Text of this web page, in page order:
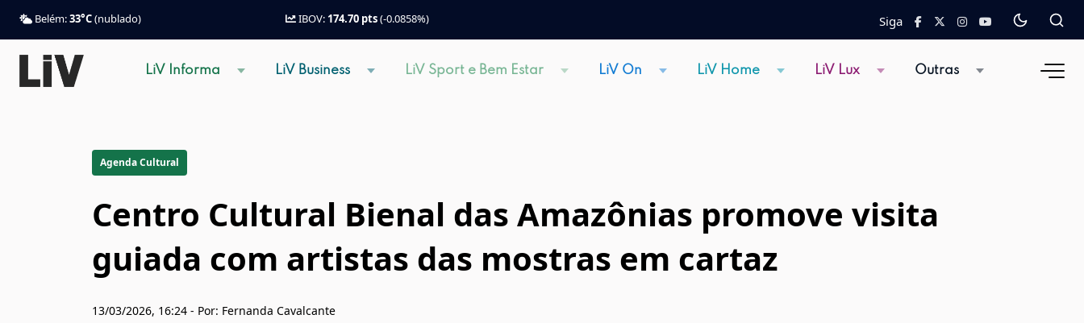
Belém:33°C(nublado) IBOV: 174.70 pts(-0.0858%) Siga
LiV Informa LiV Business LiV Sport e Bem Estar LiV On LiV Home LiV Lux Outras
Agenda Cultural
Centro Cultural Bienal das Amazônias promove visita
guiada com artistas das mostras em cartaz
13/03/2026, 16:24 - Por: Fernanda Cavalcante